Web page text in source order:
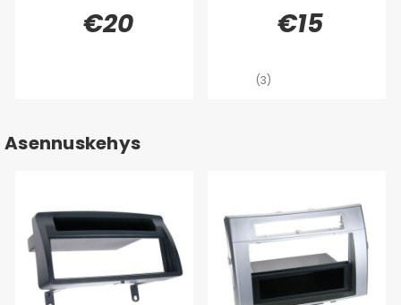
€20 €15
(3)
Asennuskehys